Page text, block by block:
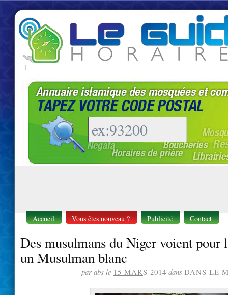
|
Accueil Vous êtes nouveau ? Publicité Contact
Des musulmans du Niger voient pour
un Musulman blanc
par abs le 15 MARS 2014 dans DANS LE